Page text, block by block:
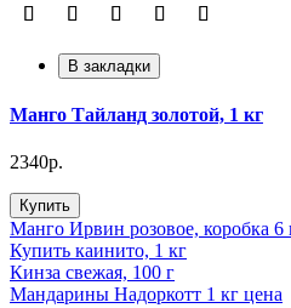
В закладки
Манго Тайланд золотой, 1 кг
2340р.
Купить
Манго Ирвин розовое, коробка 6
Купить каинито, 1 кг
Кинза свежая, 100 г
Мандарины Надоркотт 1 кг ценa